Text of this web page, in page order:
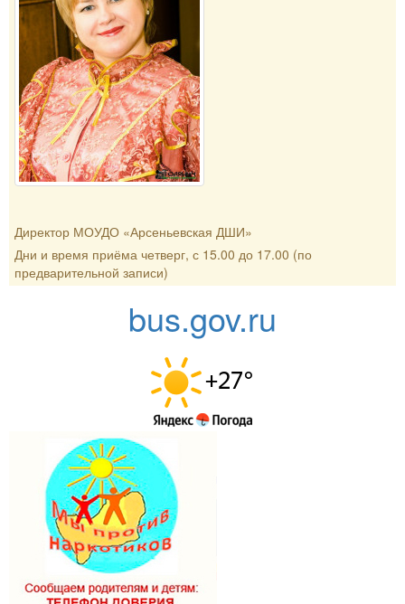
Директор МОУДО «Арсеньевская ДШИ»
Дни и время приёма четверг, с 15.00 до 17.00 (по
предварительной записи)
bus.gov.ru